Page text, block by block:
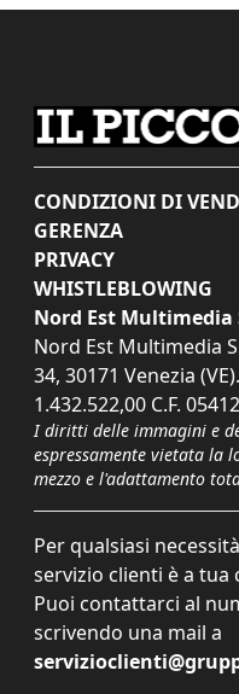
CONDIZIONI DI
GERENZA
PRIVACY
WHISTLEBLOWING
Nord Est Multimedia
Nord Est Multimedia
34, 30171 Venezia
1.432.522,00 C.F.
I diritti delle immagini e
espressamente vietata la
mezzo e l'adattamento
Per qualsiasi
servizio clienti è a tua
Puoi contattarci al
scrivendo una mail a